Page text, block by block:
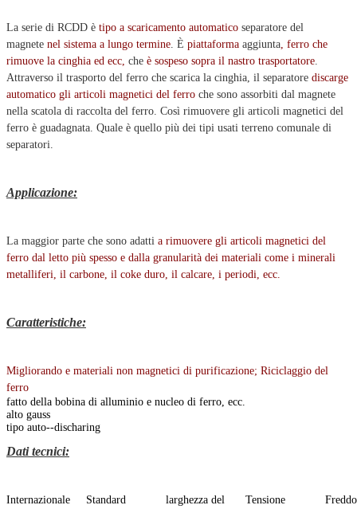
La serie di RCDD è tipo a scaricamento automatico separatore del
magnete nel sistema a lungo termine . È piattaforma aggiunta , ferro che
rimuove la cinghia ed ecc, che è sospeso sopra il nastro trasportatore
Attraverso il trasporto del ferro che scarica la cinghia, il separatore discarge
automatico gli articoli magnetici del ferro che sono assorbiti dal magnete
nella scatola di raccolta del ferro. Così rimuovere gli articoli magnetici del
ferro è guadagnata. Quale è quello più dei tipi usati terreno comunale di
separatori.
Applicazione:
La maggior parte che sono adatti a rimuovere gli articoli magnetici del
ferro dal letto più spesso e dalla granularità dei materiali come i minerali
metalliferi, il carbone, il coke duro, il calcare, i periodi, ecc.
Caratteristiche:
Migliorando e materiali non magnetici di purificazione; Riciclaggio del
ferro
fatto della bobina di alluminio e nucleo di ferro, ecc.
alto gauss
tipo auto--discharing
Dati tecnici:
Internazionale Standard
larghezza del
Tensione
Freddo